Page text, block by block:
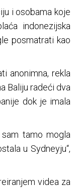
i osobama koje
indonezijska
posmatrati kao
anonimna, rekla
Baliju radeći dva
dok je imala
tamo mogla
u Sydneyju“,
videa za